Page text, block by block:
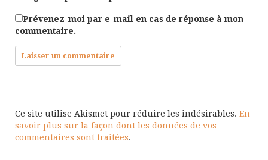
Prévenez-moi par e-mail en cas de réponse à mon
commentaire.
Ce site utilise Akismet pour réduire les indésirables. En
savoir plus sur la façon dont les données de vos
commentaires sont traitées.